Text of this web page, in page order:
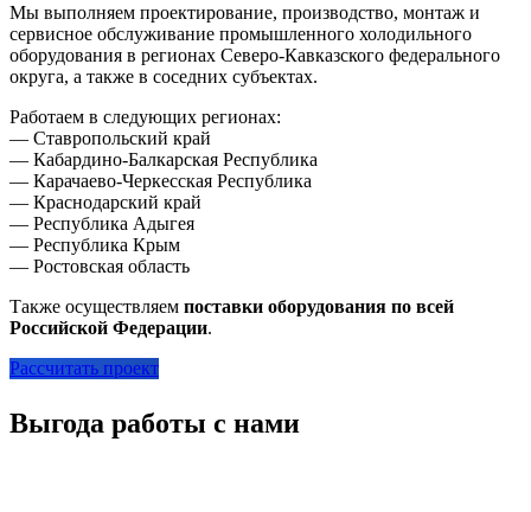
Мы выполняем проектирование, производство, монтаж и
сервисное обслуживание промышленного холодильного
оборудования в регионах Северо-Кавказского федерального
округа, а также в соседних субъектах.
Работаем в следующих регионах:
— Ставропольский край
— Кабардино-Балкарская Республика
— Карачаево-Черкесская Республика
— Краснодарский край
— Республика Адыгея
— Республика Крым
— Ростовская область
Также осуществляем поставки оборудования по всей
Российской Федерации.
Рассчитать проект
Выгода работы с нами